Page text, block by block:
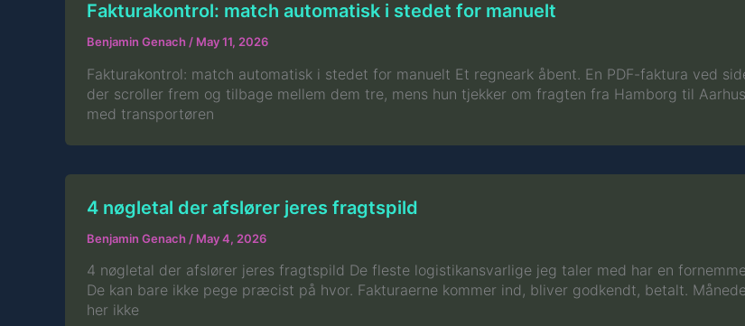
Fakturakontrol: match automatisk i stedet for manuelt
Benjamin Genach / May 11, 2026
Fakturakontrol: match automatisk i stedet for manuelt Et regneark åbent. En PDF-faktura ved
der scroller frem og tilbage mellem dem tre, mens hun tjekker om fragten fra Hamborg til
med transportøren
4 nøgletal der afslører jeres fragtspild
Benjamin Genach / May 4, 2026
4 nøgletal der afslører jeres fragtspild De fleste logistikansvarlige jeg taler med har en
De kan bare ikke pege præcist på hvor. Fakturaerne kommer ind, bliver godkendt, betalt.
her ikke